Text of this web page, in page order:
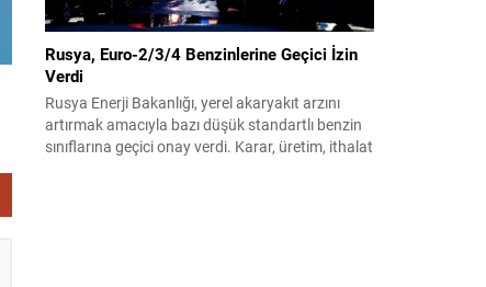
Rusya, Euro-2/3/4 Benzinlerine Geçici İzin
Verdi
Rusya Enerji Bakanlığı, yerel akaryakıt arzını
artırmak amacıyla bazı düşük standartlı benzin
sınıflarına geçici onay verdi. Karar, üretim, ithalat